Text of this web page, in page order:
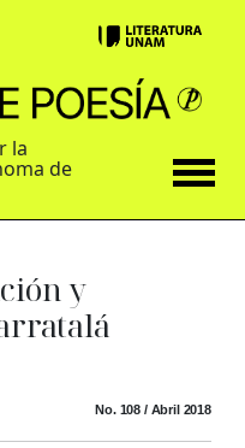
la
de
y
No. 108 / Abril 2018